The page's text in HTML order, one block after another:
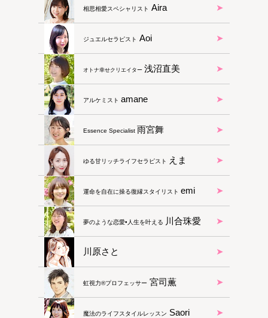
相思相愛スペシャリスト Aira
ジュエルセラピスト Aoi
オトナ幸せクリエイター 浅沼直美
アルケミスト amane
Essence Specialist 雨宮舞
ゆる甘リッチライフセラピスト えま
運命を自在に操る復縁スタイリスト emi
夢のような恋愛•人生を叶える 川合珠愛
川原さと
虹視力®︎プロフェッサー 宮司薫
魔法のライフスタイルレッスン Saori